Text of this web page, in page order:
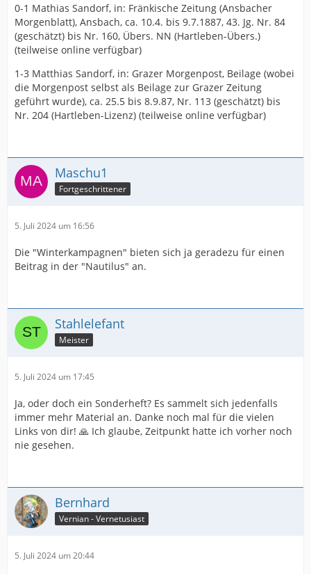
0-1 Mathias Sandorf, in: Fränkische Zeitung (Ansbacher
Morgenblatt), Ansbach, ca. 10.4. bis 9.7.1887, 43. Jg. Nr. 84
(geschätzt) bis Nr. 160, Übers. NN (Hartleben-Übers.)
(teilweise online verfügbar)
1-3 Matthias Sandorf, in: Grazer Morgenpost, Beilage (wobei
die Morgenpost selbst als Beilage zur Grazer Zeitung
geführt wurde), ca. 25.5 bis 8.9.87, Nr. 113 (geschätzt) bis
Nr. 204 (Hartleben-Lizenz) (teilweise online verfügbar)
Maschu1
Fortgeschrittener
5. Juli 2024 um 16:56
Die "Winterkampagnen" bieten sich ja geradezu für einen
Beitrag in der "Nautilus" an.
Stahlelefant
Meister
5. Juli 2024 um 17:45
Ja, oder doch ein Sonderheft? Es sammelt sich jedenfalls
immer mehr Material an. Danke noch mal für die vielen
Links von dir! 🙏 Ich glaube, Zeitpunkt hatte ich vorher noch
nie gesehen.
Bernhard
Vernian - Vernetusiast
5. Juli 2024 um 20:44